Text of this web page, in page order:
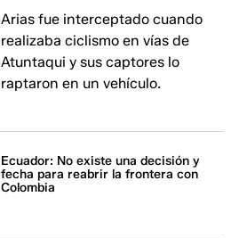
Arias fue interceptado cuando
realizaba ciclismo en vías de
Atuntaqui y sus captores lo
raptaron en un vehículo.
Ecuador: No existe una decisión y
fecha para reabrir la frontera con
Colombia